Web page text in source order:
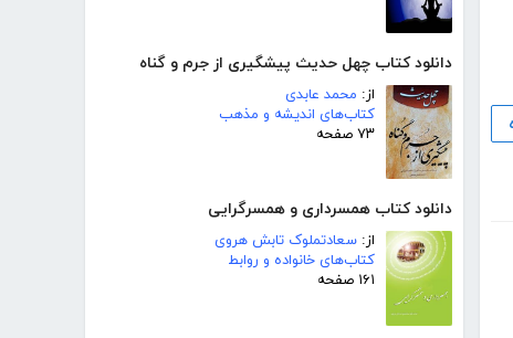
دانلود کتاب چهل حدیث پیشگیری از جرم و گناه
از: محمد عابدی
کتاب‌های اندیشه و مذهب
۷۳ صفحه
دانلود کتاب همسرداری و همسرگرایی
از: سعادتملوک تابش هروی
کتاب‌های خانواده و روابط
۱۶۱ صفحه